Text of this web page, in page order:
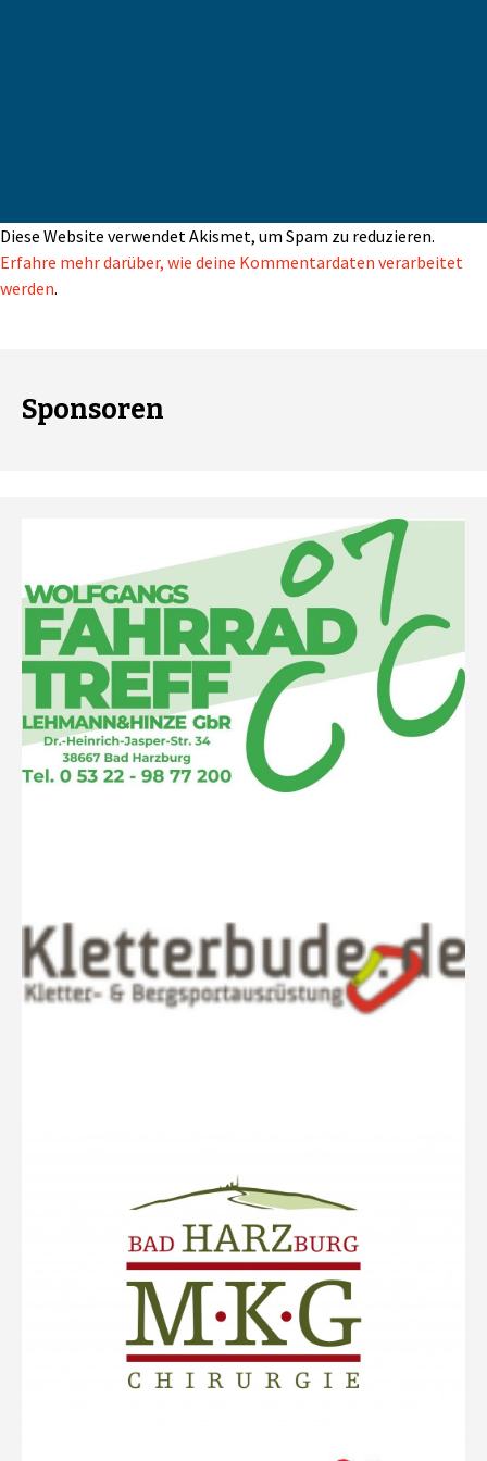
Diese Website verwendet Akismet, um Spam zu reduzieren.
Erfahre mehr darüber, wie deine Kommentardaten verarbeitet
werden.
Sponsoren